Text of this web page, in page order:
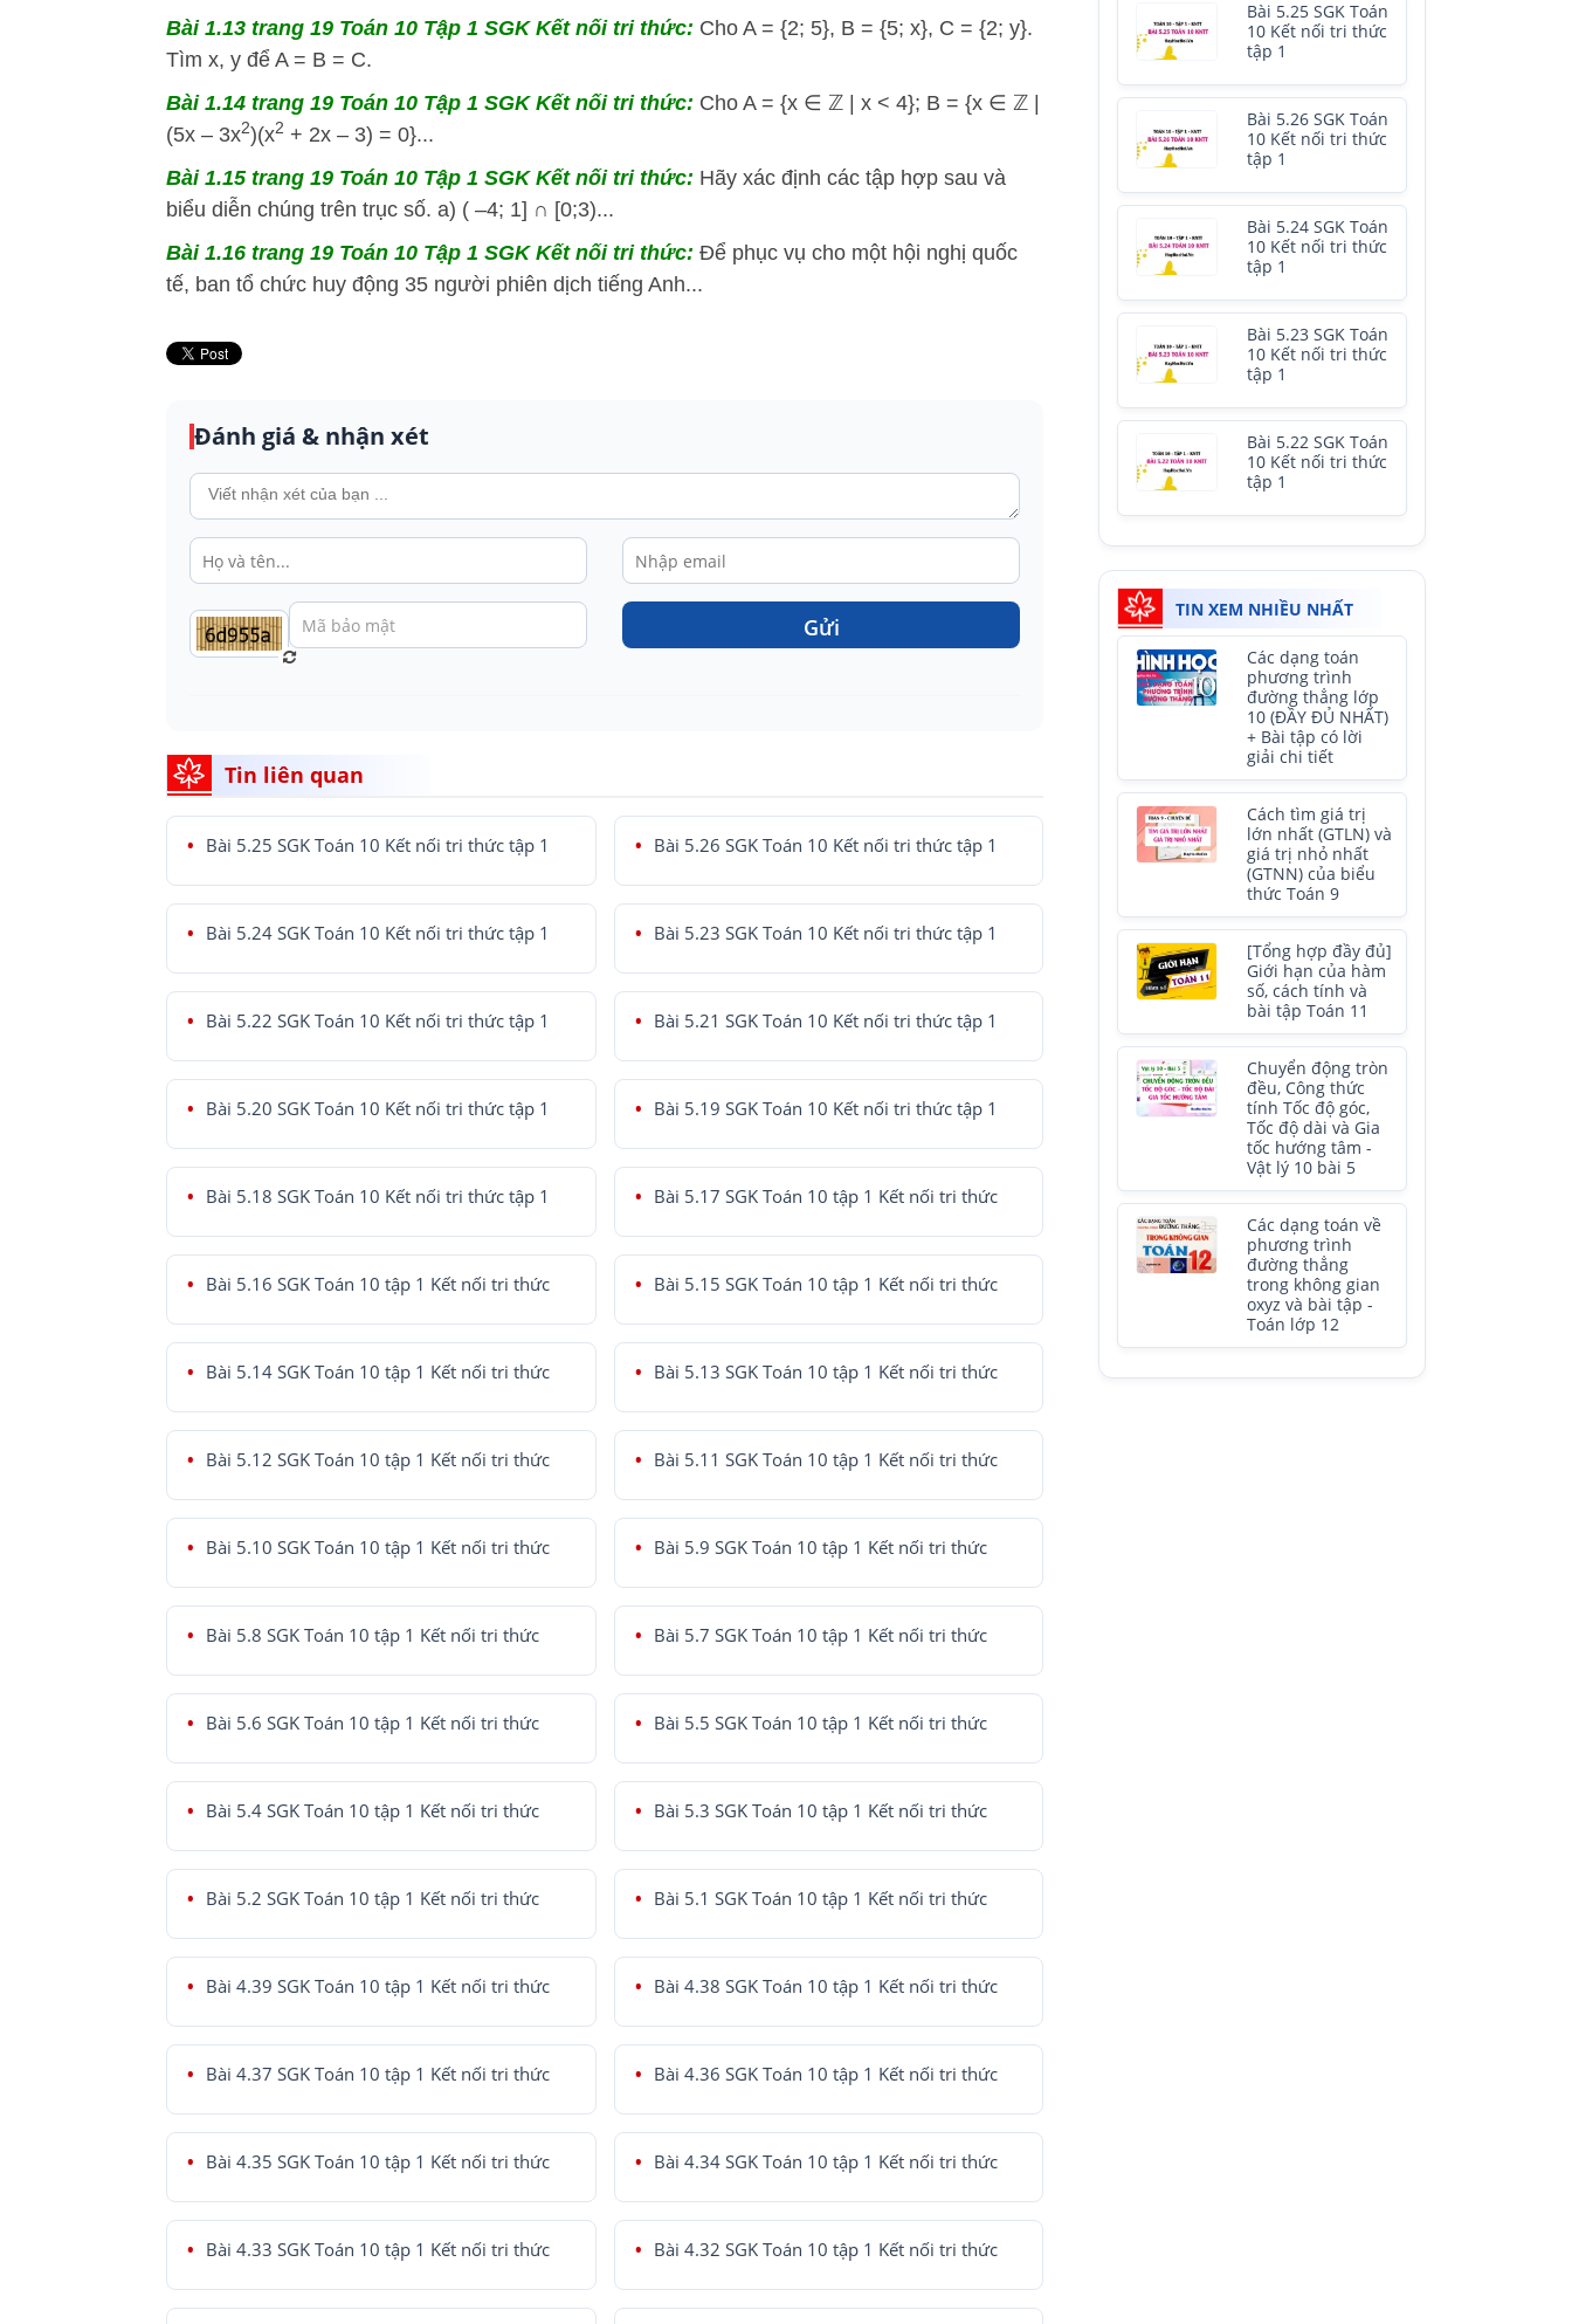
Bài 1.13 trang 19 Toán 10 Tập 1 SGK Kết nối tri thức: Cho A = {2; 5}, B = {5; x}, C = {2; y}.
Tìm x, y để A = B = C.
Bài 1.14 trang 19 Toán 10 Tập 1 SGK Kết nối tri thức: Cho A = {x ∈ ℤ | x < 4}; B = {x ∈ ℤ |
(5x – 3x2)(x2 + 2x – 3) = 0}...
Bài 1.15 trang 19 Toán 10 Tập 1 SGK Kết nối tri thức: Hãy xác định các tập hợp sau và
biểu diễn chúng trên trục số. a) ( –4; 1] ∩ [0;3)...
Bài 1.16 trang 19 Toán 10 Tập 1 SGK Kết nối tri thức: Để phục vụ cho một hội nghị quốc
tế, ban tổ chức huy động 35 người phiên dịch tiếng Anh...
Đánh giá & nhận xét
Gửi
Tin liên quan
Bài 5.25 SGK Toán 10 Kết nối tri thức tập 1 Bài 5.26 SGK Toán 10 Kết nối tri thức tập 1
Bài 5.24 SGK Toán 10 Kết nối tri thức tập 1 Bài 5.23 SGK Toán 10 Kết nối tri thức tập 1
Bài 5.22 SGK Toán 10 Kết nối tri thức tập 1 Bài 5.21 SGK Toán 10 Kết nối tri thức tập 1
Bài 5.20 SGK Toán 10 Kết nối tri thức tập 1 Bài 5.19 SGK Toán 10 Kết nối tri thức tập 1
Bài 5.18 SGK Toán 10 Kết nối tri thức tập 1 Bài 5.17 SGK Toán 10 tập 1 Kết nối tri thức
Bài 5.16 SGK Toán 10 tập 1 Kết nối tri thức Bài 5.15 SGK Toán 10 tập 1 Kết nối tri thức
Bài 5.14 SGK Toán 10 tập 1 Kết nối tri thức Bài 5.13 SGK Toán 10 tập 1 Kết nối tri thức
Bài 5.12 SGK Toán 10 tập 1 Kết nối tri thức Bài 5.11 SGK Toán 10 tập 1 Kết nối tri thức
Bài 5.10 SGK Toán 10 tập 1 Kết nối tri thức Bài 5.9 SGK Toán 10 tập 1 Kết nối tri thức
Bài 5.8 SGK Toán 10 tập 1 Kết nối tri thức Bài 5.7 SGK Toán 10 tập 1 Kết nối tri thức
Bài 5.6 SGK Toán 10 tập 1 Kết nối tri thức Bài 5.5 SGK Toán 10 tập 1 Kết nối tri thức
Bài 5.4 SGK Toán 10 tập 1 Kết nối tri thức Bài 5.3 SGK Toán 10 tập 1 Kết nối tri thức
Bài 5.2 SGK Toán 10 tập 1 Kết nối tri thức Bài 5.1 SGK Toán 10 tập 1 Kết nối tri thức
Bài 4.39 SGK Toán 10 tập 1 Kết nối tri thức Bài 4.38 SGK Toán 10 tập 1 Kết nối tri thức
Bài 4.37 SGK Toán 10 tập 1 Kết nối tri thức Bài 4.36 SGK Toán 10 tập 1 Kết nối tri thức
Bài 4.35 SGK Toán 10 tập 1 Kết nối tri thức Bài 4.34 SGK Toán 10 tập 1 Kết nối tri thức
Bài 4.33 SGK Toán 10 tập 1 Kết nối tri thức Bài 4.32 SGK Toán 10 tập 1 Kết nối tri thức
Bài 5.25 SGK Toán
10 Kết nối tri thức
tập 1
Bài 5.26 SGK Toán
10 Kết nối tri thức
tập 1
Bài 5.24 SGK Toán
10 Kết nối tri thức
tập 1
Bài 5.23 SGK Toán
10 Kết nối tri thức
tập 1
Bài 5.22 SGK Toán
10 Kết nối tri thức
tập 1
TIN XEM NHIỀU NHẤT
Các dạng toán
phương trình
đường thẳng lớp
10 (ĐẦY ĐỦ NHẤT)
+ Bài tập có lời
giải chi tiết
Cách tìm giá trị
lớn nhất (GTLN) và
giá trị nhỏ nhất
(GTNN) của biểu
thức Toán 9
[Tổng hợp đầy đủ]
Giới hạn của hàm
số, cách tính và
bài tập Toán 11
Chuyển động tròn
đều, Công thức
tính Tốc độ góc,
Tốc độ dài và Gia
tốc hướng tâm -
Vật lý 10 bài 5
Các dạng toán về
phương trình
đường thẳng
trong không gian
oxyz và bài tập -
Toán lớp 12